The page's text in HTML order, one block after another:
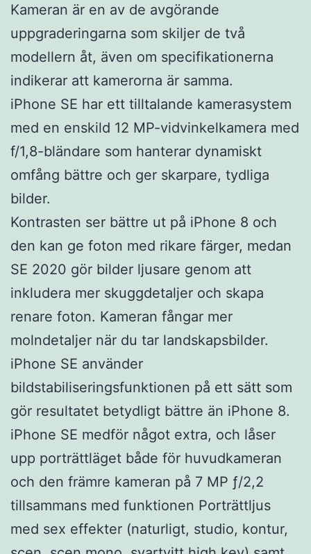
Kameran är en av de avgörande
uppgraderingarna som skiljer de två
modellern åt, även om specifikationerna
indikerar att kamerorna är samma.
iPhone SE har ett tilltalande kamerasystem
med en enskild 12 MP-vidvinkelkamera med
f/1,8-bländare som hanterar dynamiskt
omfång bättre och ger skarpare, tydliga
bilder.
Kontrasten ser bättre ut på iPhone 8 och
den kan ge foton med rikare färger, medan
SE 2020 gör bilder ljusare genom att
inkludera mer skuggdetaljer och skapa
renare foton. Kameran fångar mer
molndetaljer när du tar landskapsbilder.
iPhone SE använder
bildstabiliseringsfunktionen på ett sätt som
gör resultatet betydligt bättre än iPhone 8.
iPhone SE medför något extra, och låser
upp porträttläget både för huvudkameran
och den främre kameran på 7 MP ƒ/2,2
tillsammans med funktionen Porträttljus
med sex effekter (naturligt, studio, kontur,